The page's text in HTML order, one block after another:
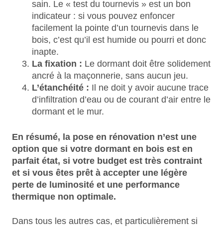
sain. Le « test du tournevis » est un bon
indicateur : si vous pouvez enfoncer
facilement la pointe d’un tournevis dans le
bois, c’est qu’il est humide ou pourri et donc
inapte.
La fixation : Le dormant doit être solidement
ancré à la maçonnerie, sans aucun jeu.
L’étanchéité : Il ne doit y avoir aucune trace
d’infiltration d’eau ou de courant d’air entre le
dormant et le mur.
En résumé, la pose en rénovation n’est une
option que si votre dormant en bois est en
parfait état, si votre budget est très contraint
et si vous êtes prêt à accepter une légère
perte de luminosité et une performance
thermique non optimale.
Dans tous les autres cas, et particulièrement si